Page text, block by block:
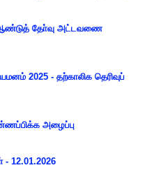
ஆண்டுத் தோ்வு அட்டவணை
2025 - தற்காலிக தெரிவுப்
அழைப்பு
- 12.01.2026